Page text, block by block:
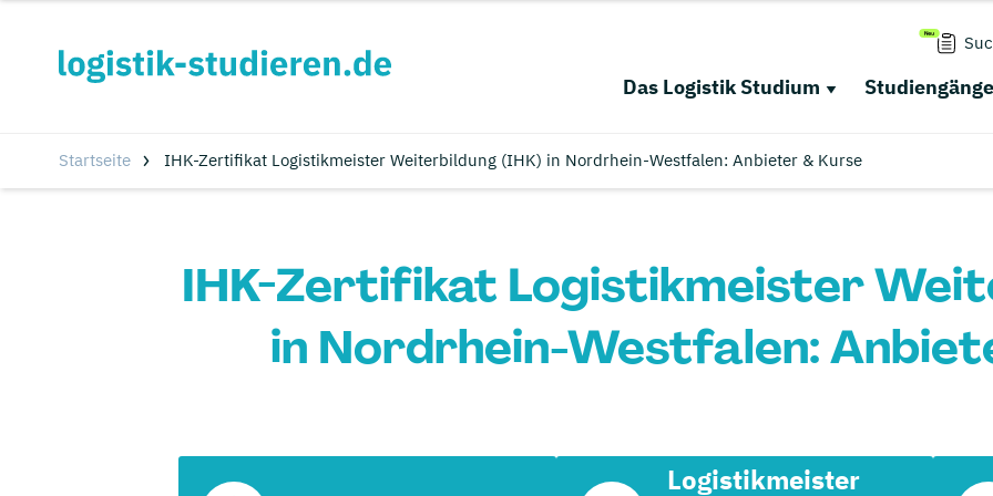
Das Logistik Studium Studiengänge
Startseite IHK-Zertifikat Logistikmeister Weiterbildung (IHK) in Nordrhein-Westfalen: Anbieter & Kurse
IHK-Zertifikat Logistikmeister
in Nordrhein-Westfalen:
Logistikmeister